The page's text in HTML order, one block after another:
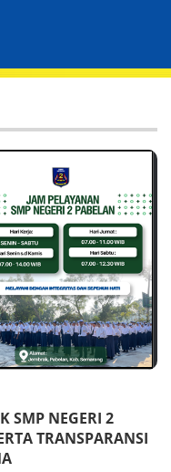
SMP NEGERI 2
TRANSPARANSI